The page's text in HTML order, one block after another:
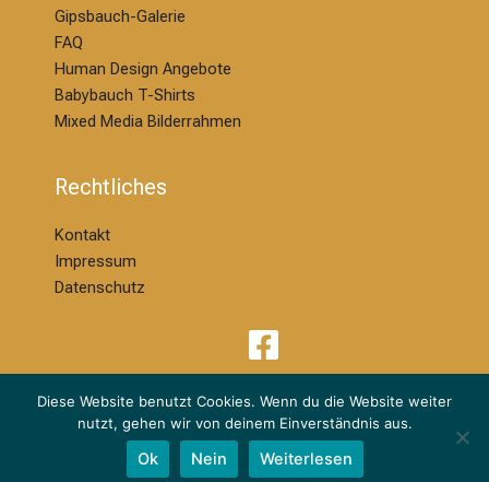
Gipsbauch-Galerie
FAQ
Human Design Angebote
Babybauch T-Shirts
Mixed Media Bilderrahmen
Rechtliches
Kontakt
Impressum
Datenschutz
© 2026 | Melanie Ackermann Design & Kreation | dm Babybauchdesign
Diese Website benutzt Cookies. Wenn du die Website weiter
nutzt, gehen wir von deinem Einverständnis aus.
Ok Nein Weiterlesen